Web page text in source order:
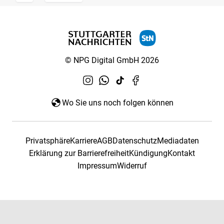
© NPG Digital GmbH 2026
Wo Sie uns noch folgen können
PrivatsphäreKarriereAGBDatenschutzMediadaten
Erklärung zur BarrierefreiheitKündigungKontakt
ImpressumWiderruf